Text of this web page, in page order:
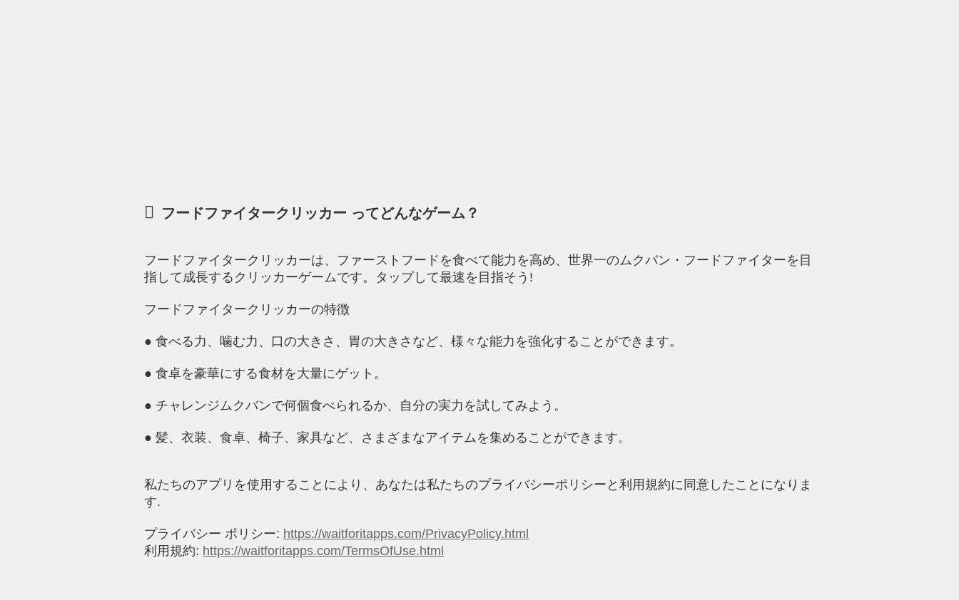
フードファイタークリッカー ってどんなゲーム？
フードファイタークリッカーは、ファーストフードを食べて能力を高め、世界一のムクバン・フードファイターを目
指して成長するクリッカーゲームです。タップして最速を目指そう!
フードファイタークリッカーの特徴
● 食べる力、噛む力、口の大きさ、胃の大きさなど、様々な能力を強化することができます。
● 食卓を豪華にする食材を大量にゲット。
● チャレンジムクバンで何個食べられるか、自分の実力を試してみよう。
● 髪、衣装、食卓、椅子、家具など、さまざまなアイテムを集めることができます。
私たちのアプリを使用することにより、あなたは私たちのプライバシーポリシーと利用規約に同意したことになりま
す.
プライバシー ポリシー: https://waitforitapps.com/PrivacyPolicy.html
利用規約: https://waitforitapps.com/TermsOfUse.html